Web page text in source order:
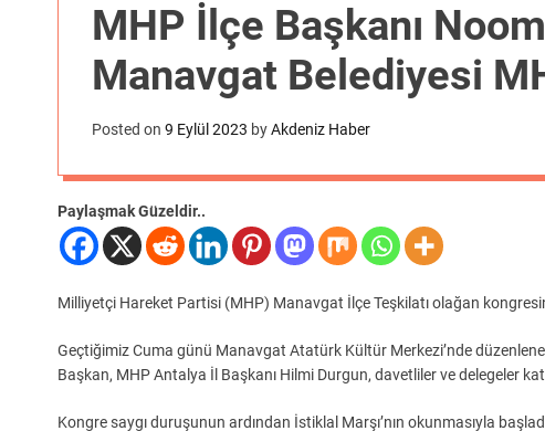
MHP İlçe Başkanı
Manavgat Belediyesi
Posted on 9 Eylül 2023 byAkdeniz Haber
Paylaşmak Güzeldir..
Milliyetçi Hareket Partisi (MHP) Manavgat İlçe Teşkilatı olağan
Geçtiğimiz Cuma günü Manavgat Atatürk Kültür Merkezi’nde
Başkan, MHP Antalya İl Başkanı Hilmi Durgun, davetliler ve delegeler
Kongre saygı duruşunun ardından İstiklal Marşı’nın okunmasıyla